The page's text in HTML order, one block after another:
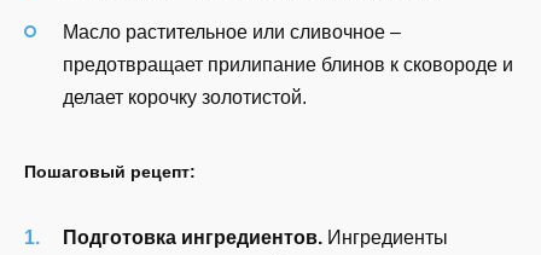
Масло растительное или сливочное –
предотвращает прилипание блинов к сковороде и
делает корочку золотистой.
Пошаговый рецепт:
Подготовка ингредиентов. Ингредиенты